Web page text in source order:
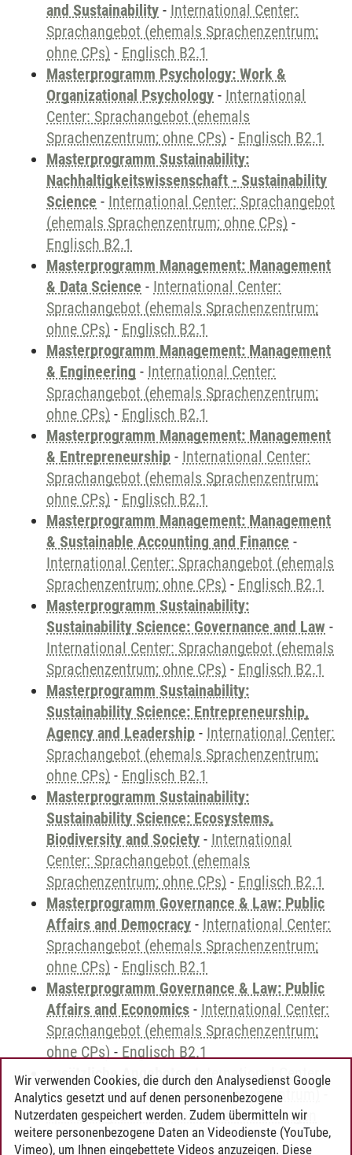
and Sustainability - International Center:
Sprachangebot (ehemals Sprachenzentrum;
ohne CPs) - Englisch B2.1
Masterprogramm Psychology: Work &
Organizational Psychology - International
Center: Sprachangebot (ehemals
Sprachenzentrum; ohne CPs) - Englisch B2.1
Masterprogramm Sustainability:
Nachhaltigkeitswissenschaft - Sustainability
Science - International Center: Sprachangebot
(ehemals Sprachenzentrum; ohne CPs) -
Englisch B2.1
Masterprogramm Management: Management
& Data Science - International Center:
Sprachangebot (ehemals Sprachenzentrum;
ohne CPs) - Englisch B2.1
Masterprogramm Management: Management
& Engineering - International Center:
Sprachangebot (ehemals Sprachenzentrum;
ohne CPs) - Englisch B2.1
Masterprogramm Management: Management
& Entrepreneurship - International Center:
Sprachangebot (ehemals Sprachenzentrum;
ohne CPs) - Englisch B2.1
Masterprogramm Management: Management
& Sustainable Accounting and Finance -
International Center: Sprachangebot (ehemals
Sprachenzentrum; ohne CPs) - Englisch B2.1
Masterprogramm Sustainability:
Sustainability Science: Governance and Law -
International Center: Sprachangebot (ehemals
Sprachenzentrum; ohne CPs) - Englisch B2.1
Masterprogramm Sustainability:
Sustainability Science: Entrepreneurship,
Agency and Leadership - International Center:
Sprachangebot (ehemals Sprachenzentrum;
ohne CPs) - Englisch B2.1
Masterprogramm Sustainability:
Sustainability Science: Ecosystems,
Biodiversity and Society - International
Center: Sprachangebot (ehemals
Sprachenzentrum; ohne CPs) - Englisch B2.1
Masterprogramm Governance & Law: Public
Affairs and Democracy - International Center:
Sprachangebot (ehemals Sprachenzentrum;
ohne CPs) - Englisch B2.1
Masterprogramm Governance & Law: Public
Affairs and Economics - International Center:
Sprachangebot (ehemals Sprachenzentrum;
ohne CPs) - Englisch B2.1
zusätzliche Angebote- International Center:
Sprachangebot (ehemals Sprachenzentrum)
Sprachangebot und Sonderveranstaltungen
Wir verwenden Cookies, die durch den Analysedienst Google
Analytics gesetzt und auf denen personenbezogene
Nutzerdaten gespeichert werden. Zudem übermitteln wir
weitere personenbezogene Daten an Videodienste (YouTube,
Vimeo), um Ihnen eingebettete Videos anzuzeigen. Diese